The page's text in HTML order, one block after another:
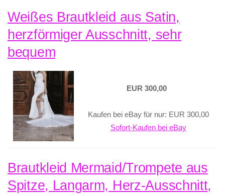
Weißes Brautkleid aus Satin,
herzförmiger Ausschnitt, sehr
bequem
EUR 300,00
Kaufen bei eBay für nur: EUR 300,00
Sofort-Kaufen bei eBay
Brautkleid Mermaid/Trompete aus
Spitze, Langarm, Herz-Ausschnitt,